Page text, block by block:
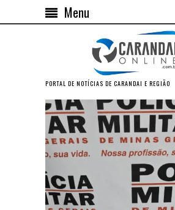
Menu
PORTAL DE NOTÍCIAS DE CARANDAI E REGIÃO